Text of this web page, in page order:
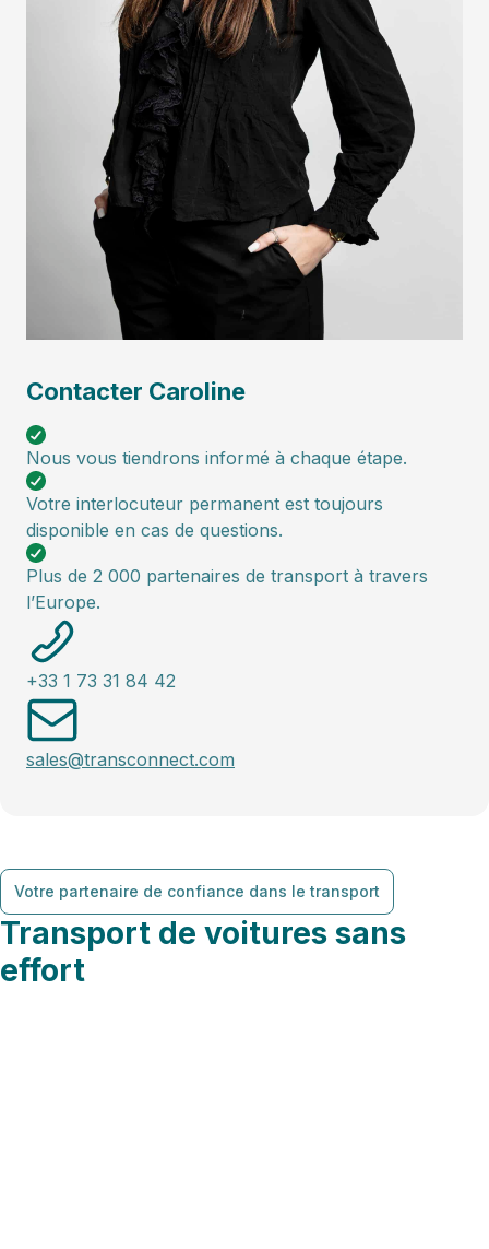
Contacter Caroline
Nous vous tiendrons informé à chaque étape.
Votre interlocuteur permanent est toujours
disponible en cas de questions.
Plus de 2 000 partenaires de transport à travers
l’Europe.
+33 1 73 31 84 42
sales@transconnect.com
Votre partenaire de confiance dans le transport
Transport de voitures sans
effort